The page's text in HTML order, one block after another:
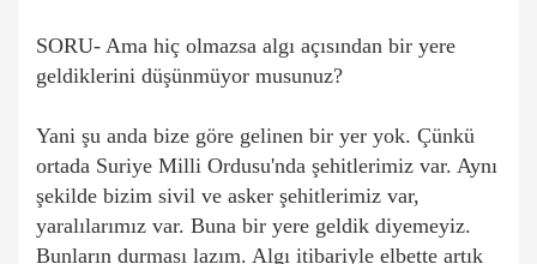
SORU- Ama hiç olmazsa algı açısından bir yere
geldiklerini düşünmüyor musunuz?
Yani şu anda bize göre gelinen bir yer yok. Çünkü
ortada Suriye Milli Ordusu'nda şehitlerimiz var. Aynı
şekilde bizim sivil ve asker şehitlerimiz var,
yaralılarımız var. Buna bir yere geldik diyemeyiz.
Bunların durması lazım. Algı itibariyle elbette artık